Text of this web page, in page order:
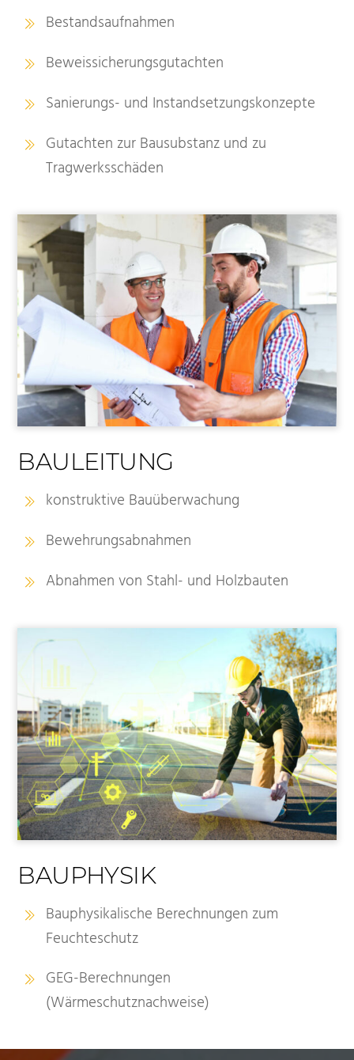
Bestandsaufnahmen
Beweissicherungsgutachten
Sanierungs- und Instandsetzungskonzepte
Gutachten zur Bausubstanz und zu
Tragwerksschäden
BAULEITUNG
konstruktive Bauüberwachung
Bewehrungsabnahmen
Abnahmen von Stahl- und Holzbauten
BAUPHYSIK
Bauphysikalische Berechnungen zum
Feuchteschutz
GEG-Berechnungen
(Wärmeschutznachweise)